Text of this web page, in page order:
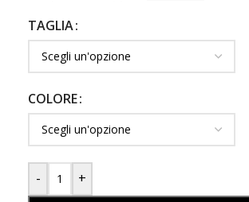
TAGLIA
COLORE
- +